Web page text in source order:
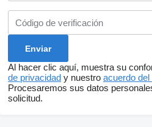
Al hacer clic aquí, muestra su
de privacidad y nuestro acuerdo del
Procesaremos sus datos
solicitud.